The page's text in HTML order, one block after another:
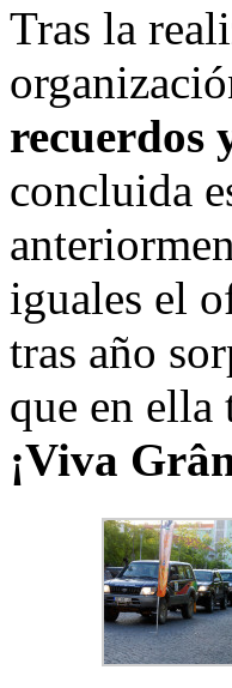
Tras la
recuerdos
concluida
iguales el
tras año
que en ella
¡Viva